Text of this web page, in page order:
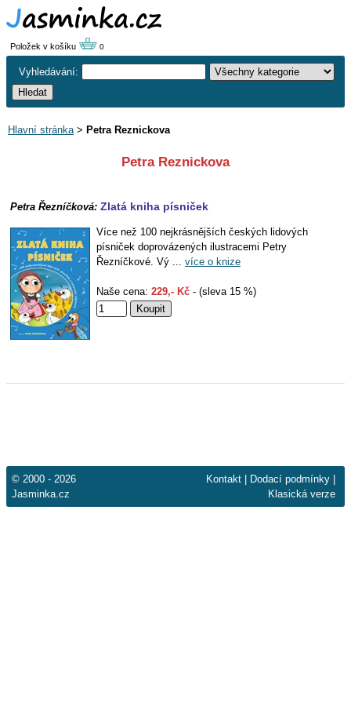
Položek v košíku 0
Vyhledávání:
Hlavní stránka> Petra Reznickova
Petra Reznickova
Petra Řezníčková: Zlatá kniha písniček
Více než 100 nejkrásnějších českých lidových
písniček doprovázených ilustracemi Petry
Řezníčkové. Vý ... více o knize
Naše cena: 229,- Kč - (sleva 15 %)
© 2000 - 2026
Jasminka.cz
Kontakt Dodací podmínky